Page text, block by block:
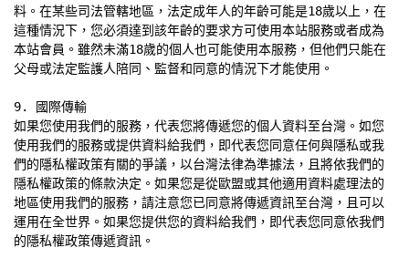
料。在某些司法管轄地區，法定成年人的年齡可能是18歲以上，在
這種情況下，您必須達到該年齡的要求方可使用本站服務或者成為
本站會員。雖然未滿18歲的個人也可能使用本服務，但他們只能在
父母或法定監護人陪同、監督和同意的情況下才能使用。
9. 國際傳輸
如果您使用我們的服務，代表您將傳遞您的個人資料至台灣。如您
使用我們的服務或提供資料給我們，即代表您同意任何與隱私或我
們的隱私權政策有關的爭議，以台灣法律為準據法，且將依我們的
隱私權政策的條款決定。如果您是從歐盟或其他適用資料處理法的
地區使用我們的服務，請注意您已同意將傳遞資訊至台灣，且可以
運用在全世界。如果您提供您的資料給我們，即代表您同意依我們
的隱私權政策傳遞資訊。